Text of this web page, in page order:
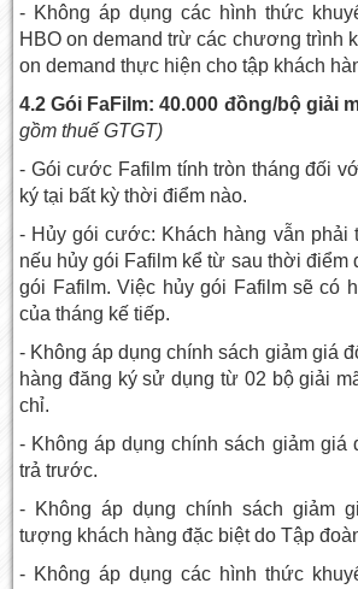
- Không áp dụng các hình thức
HBO on demand trừ các chương trình
on demand thực hiện cho tập khách
4.2 Gói FaFilm: 40.000 đồng/bộ giải
gồm thuế GTGT)
- Gói cước Fafilm tính tròn tháng đối
ký tại bất kỳ thời điểm nào.
- Hủy gói cước: Khách hàng vẫn phải
nếu hủy gói Fafilm kể từ sau thời điểm
gói Fafilm. Việc hủy gói Fafilm sẽ có
của tháng kế tiếp.
- Không áp dụng chính sách giảm giá
hàng đăng ký sử dụng từ 02 bộ giải
chỉ.
- Không áp dụng chính sách giảm giá
trả trước.
- Không áp dụng chính sách giảm
tượng khách hàng đặc biệt do Tập
- Không áp dụng các hình thức